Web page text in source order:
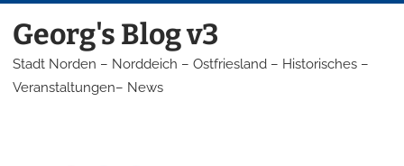
Inhalt
springen
Georg's Blog v3
Stadt Norden – Norddeich – Ostfriesland – Historisches –
Veranstaltungen– News